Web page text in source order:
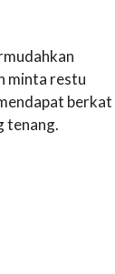
minta restu
berkat
tenang.